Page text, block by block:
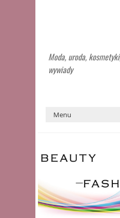
Moda, uroda,
wywiady